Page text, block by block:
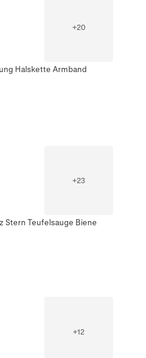
+20
Halskette Armband
+23
Stern Teufelsauge Biene
+12